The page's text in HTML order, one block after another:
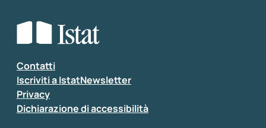
Seleziona la tipologia della segnalazione
Inserisci il tuo commento
Contatti
Iscriviti a IstatNewsletter
Privacy
Dichiarazione di accessibilità